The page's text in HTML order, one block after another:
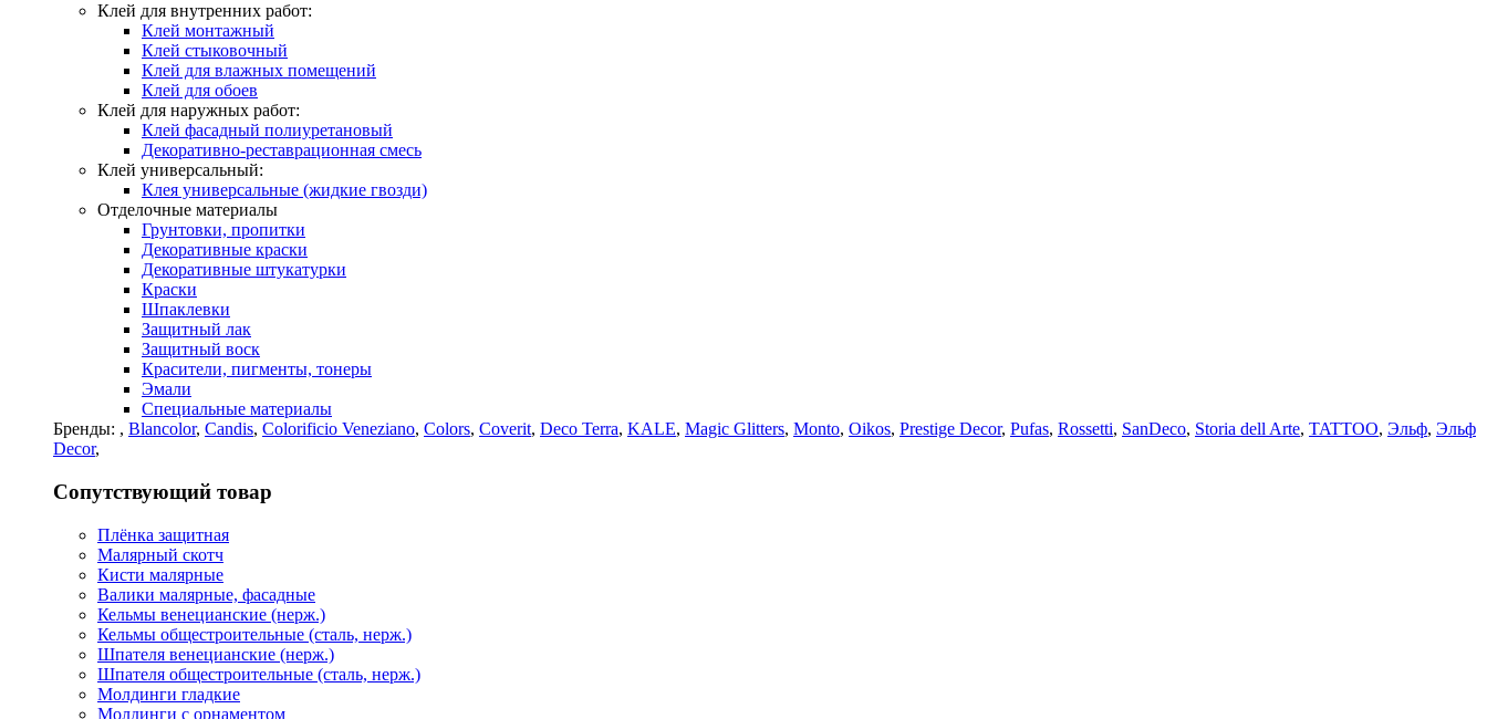
Клей для внутренних работ:
Клей монтажный
Клей стыковочный
Клей для влажных помещений
Клей для обоев
Клей для наружных работ:
Клей фасадный полиуретановый
Декоративно-реставрационная смесь
Клей универсальный:
Клея универсальные (жидкие гвозди)
Отделочные материалы
Грунтовки, пропитки
Декоративные краски
Декоративные штукатурки
Краски
Шпаклевки
Защитный лак
Защитный воск
Красители, пигменты, тонеры
Эмали
Специальные материалы
Бренды: , Blancolor, Candis, Colorificio Veneziano, Colors, Coverit, Deco Terra, KALE, Magic Glitters, Monto, Oikos, Prestige Decor, Pufas, Rossetti, SanDeco, Storia dell Arte, TATTOO, Эльф, Эльф
Decor,
Сопутствующий товар
Плёнка защитная
Малярный скотч
Кисти малярные
Валики малярные, фасадные
Кельмы венецианские (нерж.)
Кельмы общестроительные (сталь, нерж.)
Шпателя венецианские (нерж.)
Шпателя общестроительные (сталь, нерж.)
Молдинги гладкие
Молдинги с орнаментом